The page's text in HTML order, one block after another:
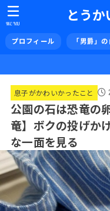
とう
プロフィール 「男爵」
MENU
息子がかわいかったこと
公園の石は恐竜の
竜】ボクの投げか
な一面を見る